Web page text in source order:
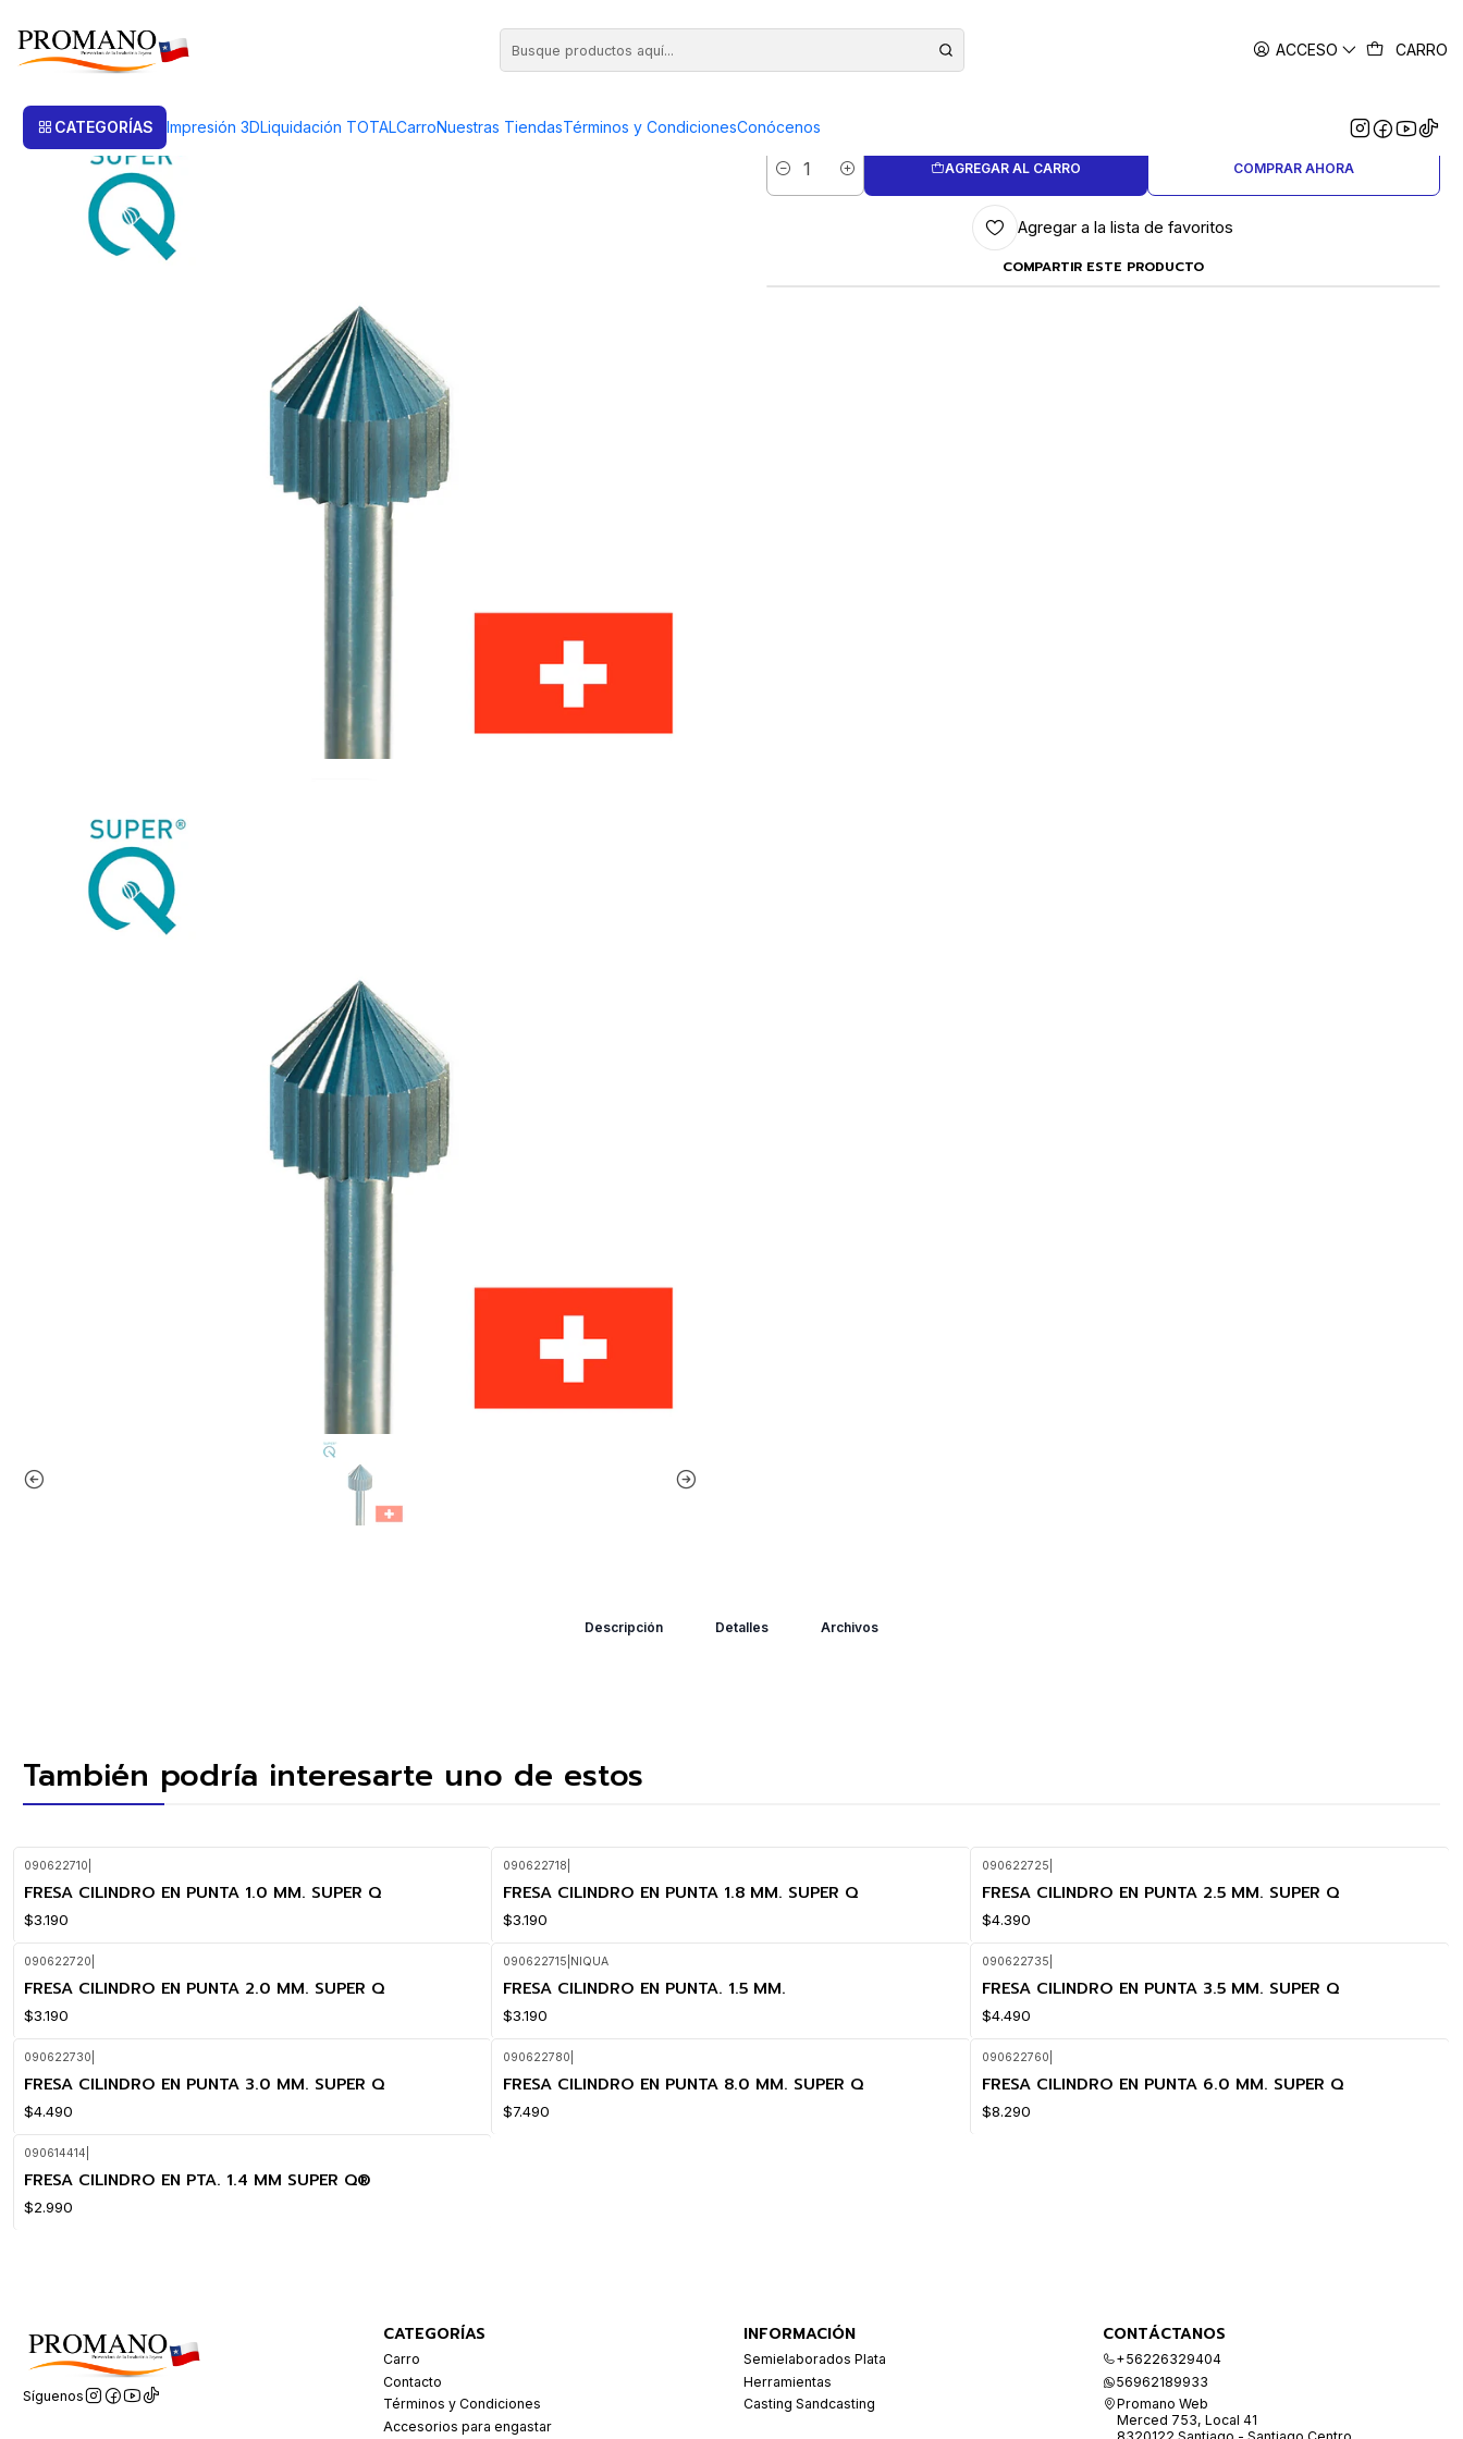
ACCESO CARRO
CATEGORÍAS Impresión 3DLiquidación TOTALCarroNuestras TiendasTérminos y CondicionesConócenos
FRESA CILINDRO EN PUNTA 1.2 MM. SUPER Q
Cantidad
AGREGAR AL CARRO COMPRAR AHORA
Agregar a la lista de favoritos
COMPARTIR ESTE PRODUCTO
Descripción Detalles Archivos
También podría interesarte uno de estos
090622710
FRESA CILINDRO EN PUNTA 1.0 MM. SUPER Q
$3.190
090622718
FRESA CILINDRO EN PUNTA 1.8 MM. SUPER Q
$3.190
090622725
FRESA CILINDRO EN PUNTA 2.5 MM. SUPER Q
$4.390
090622720
FRESA CILINDRO EN PUNTA 2.0 MM. SUPER Q
$3.190
090622715 NIQUA
FRESA CILINDRO EN PUNTA. 1.5 MM.
$3.190
090622735
FRESA CILINDRO EN PUNTA 3.5 MM. SUPER Q
$4.490
090622730
FRESA CILINDRO EN PUNTA 3.0 MM. SUPER Q
$4.490
090622780
FRESA CILINDRO EN PUNTA 8.0 MM. SUPER Q
$7.490
090622760
FRESA CILINDRO EN PUNTA 6.0 MM. SUPER Q
$8.290
090614414
FRESA CILINDRO EN PTA. 1.4 MM SUPER Q®
$2.990
Síguenos
CATEGORÍAS
Carro
Contacto
Términos y Condiciones
Accesorios para engastar
INFORMACIÓN
Semielaborados Plata
Herramientas
Casting Sandcasting
CONTÁCTANOS
+56226329404
56962189933
Promano Web
Merced 753, Local 41